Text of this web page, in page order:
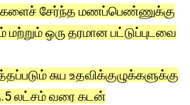
சேர்ந்த மணப்பெண்ணுக்கு
ஒரு தரமான பட்டுப்புடவை
சுய உதவிக்குழுக்களுக்கு
லட்சம் வரை கடன்